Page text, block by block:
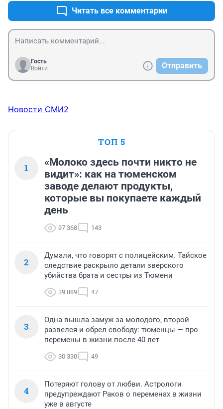
Читать все комментарии
Гость
Войти
Отправить
Новости СМИ2
ТОП 5
1
«Молоко здесь почти никто не
видит»: как на тюменском
заводе делают продукты,
которые вы покупаете каждый
день
97 368 143
2
Думали, что говорят с полицейским. Тайское
следствие раскрыло детали зверского
убийства брата и сестры из Тюмени
39 889 47
3
Одна вышла замуж за молодого, второй
развелся и обрел свободу: тюменцы — про
перемены в жизни после 40 лет
30 330 49
4
Потеряют голову от любви. Астрологи
предупреждают Раков о переменах в жизни
уже в августе